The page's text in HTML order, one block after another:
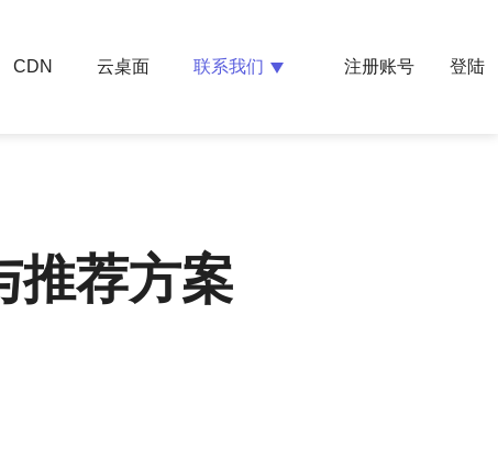
CDN 云桌面 联系我们 注册账号 登陆
推荐方案